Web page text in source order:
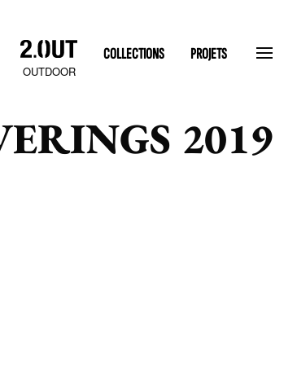
OUTDOOR
COLLECTIONS PROJETS
2019